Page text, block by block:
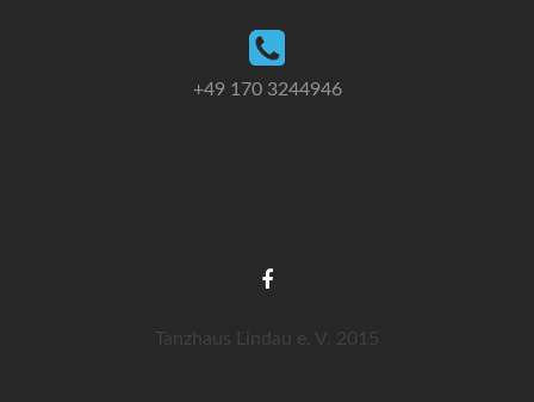
+49 170 3244946
Tanzhaus Lindau e. V. 2015